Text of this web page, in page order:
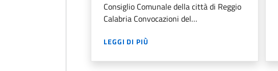
Consiglio Comunale della città di Reggio
Calabria Convocazioni del…
LEGGI DI PIÙ